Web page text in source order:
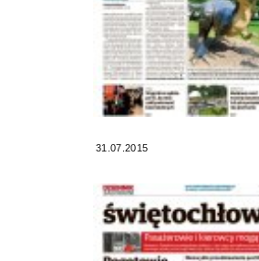
31.07.2015